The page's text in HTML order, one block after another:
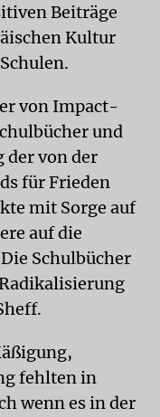
Beiträge
Kultur
von Impact-
und
der von der
für Frieden
mit Sorge auf
auf die
Schulbücher
fehlten in
wenn es in der